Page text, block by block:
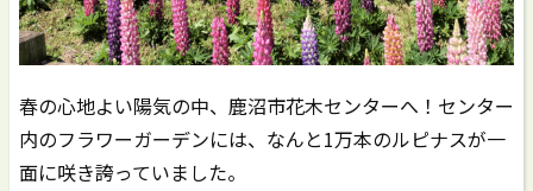
春の心地よい陽気の中、鹿沼市花木センターへ！センター
内のフラワーガーデンには、なんと1万本のルピナスが一
面に咲き誇っていました。